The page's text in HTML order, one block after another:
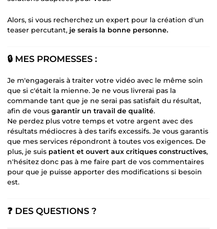
Alors, si vous recherchez un expert pour la création d'un
teaser percutant, je serais la bonne personne.
🔒 MES PROMESSES :
Je m'engagerais à traiter votre vidéo avec le même soin
que si c'était la mienne. Je ne vous livrerai pas la
commande tant que je ne serai pas satisfait du résultat,
afin de vous garantir un travail de qualité.
Ne perdez plus votre temps et votre argent avec des
résultats médiocres à des tarifs excessifs. Je vous garantis
que mes services répondront à toutes vos exigences. De
plus, je suis patient et ouvert aux critiques constructives,
n'hésitez donc pas à me faire part de vos commentaires
pour que je puisse apporter des modifications si besoin
est.
❓ DES QUESTIONS ?